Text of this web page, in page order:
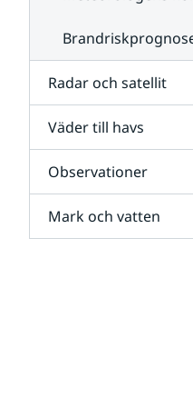
Radar och satellit
Väder till havs
Observationer
Mark och vatten